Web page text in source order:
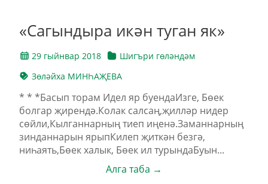
«Сагындыра икән туган як»
29 гыйнвар 2018
Шигъри гөләндәм
Зөләйха МИНҺАҖЕВА
* * *Басып торам Идел яр буендаИзге, Бөек
болгар җирендә.Колак салсаң,җилләр нидер
сөйли,Кылганнарның тиеп иңенә.Заманнарның
зинданнарын ярыпКилеп җиткән безгә,
ниһаять,Бөек халык, Бөек ил турындаБуын...
Алга таба →